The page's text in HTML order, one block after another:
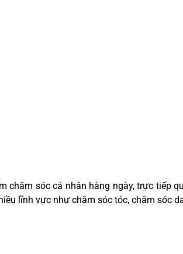
sóc cá nhân hàng ngày, trực tiếp
lĩnh vực như chăm sóc tóc, chăm sóc